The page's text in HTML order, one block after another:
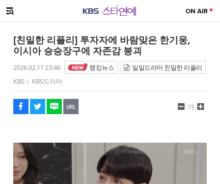
메뉴 열기
[친밀한 리플리] 투자자에 바람맞은 한기웅,
이시아 승승장구에 자존감 붕괴
2026.02.11 23:46 랭킹뉴스
일일드라마 친밀한 리플리
KBS
KBS드라마
페이스북
트위터
네이버
URL복사
글씨 작게보기
가
글씨 크게보기